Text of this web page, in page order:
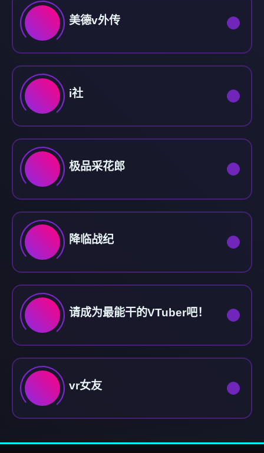
美德v外传
i社
极品采花郎
降临战纪
请成为最能干的VTuber吧！
vr女友